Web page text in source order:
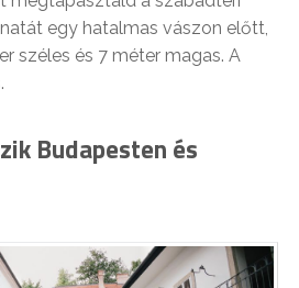
egy hatalmas vászon előtt,
széles és 7 méter magas. A
Budapesten és